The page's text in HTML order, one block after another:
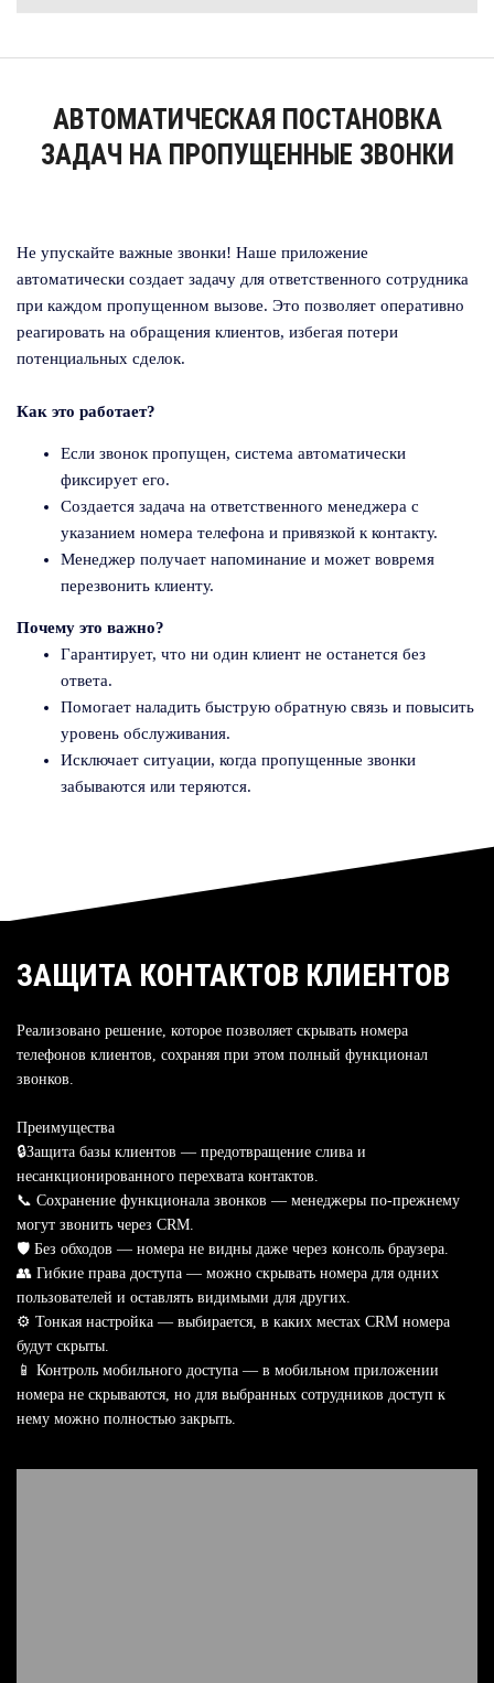
АВТОМАТИЧЕСКАЯ ПОСТАНОВКА
ЗАДАЧ НА ПРОПУЩЕННЫЕ ЗВОНКИ
Не упускайте важные звонки! Наше приложение
автоматически создает задачу для ответственного сотрудника
при каждом пропущенном вызове. Это позволяет оперативно
реагировать на обращения клиентов, избегая потери
потенциальных сделок.
Как это работает?
Если звонок пропущен, система автоматически
фиксирует его.
Создается задача на ответственного менеджера с
указанием номера телефона и привязкой к контакту.
Менеджер получает напоминание и может вовремя
перезвонить клиенту.
Почему это важно?
Гарантирует, что ни один клиент не останется без
ответа.
Помогает наладить быструю обратную связь и повысить
уровень обслуживания.
Исключает ситуации, когда пропущенные звонки
забываются или теряются.
ЗАЩИТА КОНТАКТОВ КЛИЕНТОВ
Реализовано решение, которое позволяет скрывать номера
телефонов клиентов, сохраняя при этом полный функционал
звонков.
Преимущества
🔒Защита базы клиентов — предотвращение слива и
несанкционированного перехвата контактов.
📞 Сохранение функционала звонков — менеджеры по-прежнему
могут звонить через CRM.
🛡 Без обходов — номера не видны даже через консоль браузера.
👥 Гибкие права доступа — можно скрывать номера для одних
пользователей и оставлять видимыми для других.
⚙️ Тонкая настройка — выбирается, в каких местах CRM номера
будут скрыты.
📱 Контроль мобильного доступа — в мобильном приложении
номера не скрываются, но для выбранных сотрудников доступ к
нему можно полностью закрыть.